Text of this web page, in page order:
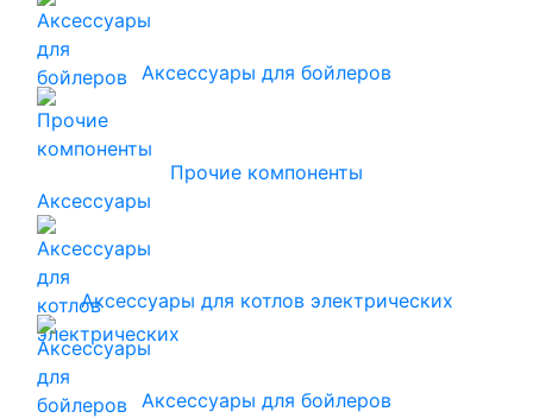
Аксессуары для бойлеров
Прочие компоненты
Аксессуары
Аксессуары для котлов электрических
Аксессуары для бойлеров